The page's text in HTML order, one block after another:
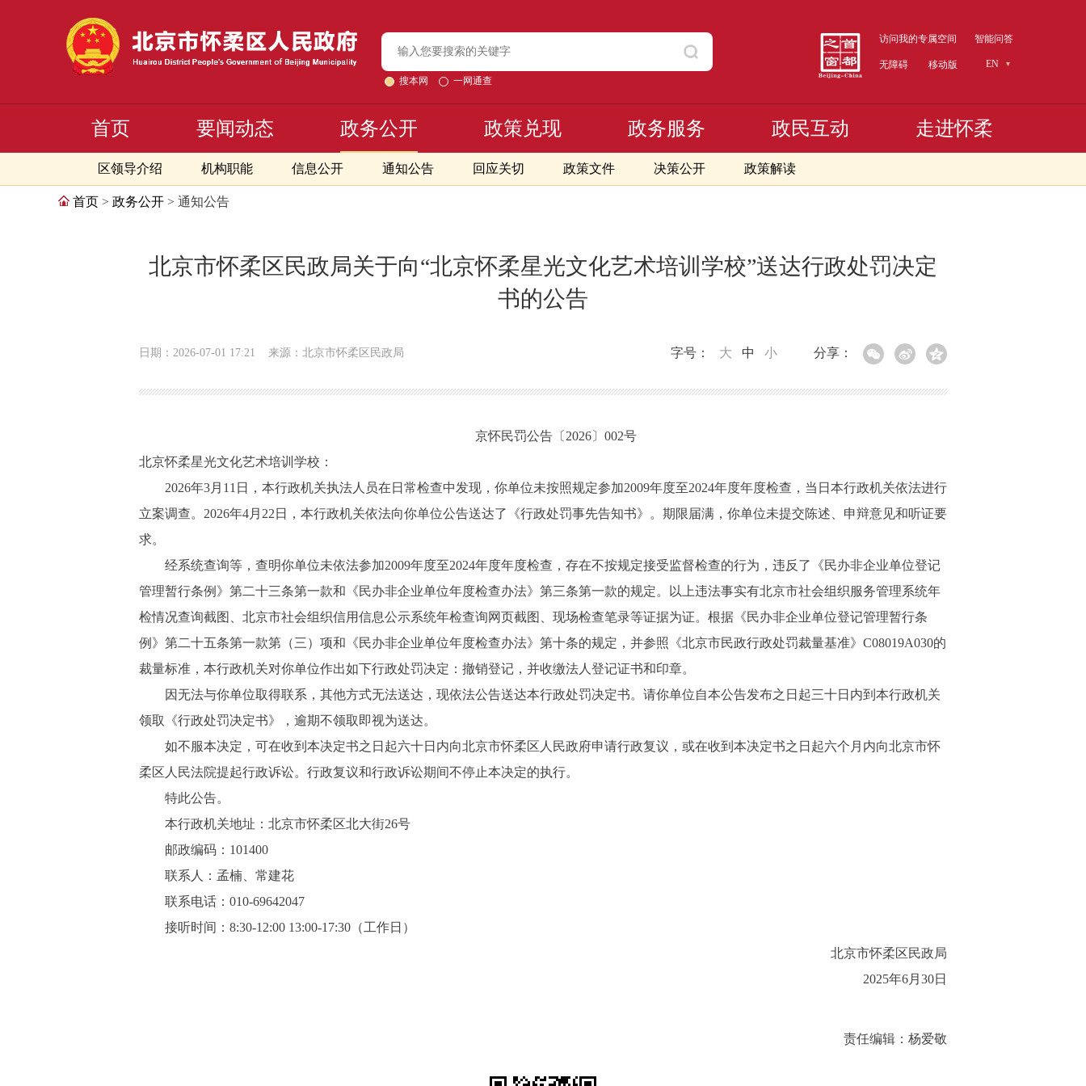
搜本网 一网通查
访问我的专属空间 智能问答
无障碍 移动版 EN
首页 要闻动态 政务公开
区领导介绍 机构职能 信息公开 通知公告 回应关切 政策文件 决策公开 政策解读
政策兑现 政务服务 政民互动 走进怀柔
首页 > 政务公开 > 通知公告
北京市怀柔区民政局关于向“北京怀柔星光文化艺术培训学校”送达行政处罚决定
书的公告
日期：2026-07-01 17:21 来源：北京市怀柔区民政局 分享：
字号： 大 中 小
京怀民罚公告〔2026〕002号
北京怀柔星光文化艺术培训学校：
2026年3月11日，本行政机关执法人员在日常检查中发现，你单位未按照规定参加2009年度至2024年度年度检查，当日本行政机关依法进行
立案调查。2026年4月22日，本行政机关依法向你单位公告送达了《行政处罚事先告知书》。期限届满，你单位未提交陈述、申辩意见和听证要
求。
经系统查询等，查明你单位未依法参加2009年度至2024年度年度检查，存在不按规定接受监督检查的行为，违反了《民办非企业单位登记
管理暂行条例》第二十三条第一款和《民办非企业单位年度检查办法》第三条第一款的规定。以上违法事实有北京市社会组织服务管理系统年
检情况查询截图、北京市社会组织信用信息公示系统年检查询网页截图、现场检查笔录等证据为证。根据《民办非企业单位登记管理暂行条
例》第二十五条第一款第（三）项和《民办非企业单位年度检查办法》第十条的规定，并参照《北京市民政行政处罚裁量基准》C08019A030的
裁量标准，本行政机关对你单位作出如下行政处罚决定：撤销登记，并收缴法人登记证书和印章。
因无法与你单位取得联系，其他方式无法送达，现依法公告送达本行政处罚决定书。请你单位自本公告发布之日起三十日内到本行政机关
领取《行政处罚决定书》，逾期不领取即视为送达。
如不服本决定，可在收到本决定书之日起六十日内向北京市怀柔区人民政府申请行政复议，或在收到本决定书之日起六个月内向北京市怀
柔区人民法院提起行政诉讼。行政复议和行政诉讼期间不停止本决定的执行。
特此公告。
本行政机关地址：北京市怀柔区北大街26号
邮政编码：101400
联系人：孟楠、常建花
联系电话：010-69642047
接听时间：8:30-12:00 13:00-17:30（工作日）
北京市怀柔区民政局
2025年6月30日
责任编辑：杨爱敬